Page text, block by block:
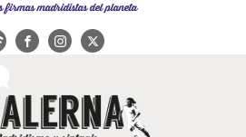
firmas madridistas del planeta